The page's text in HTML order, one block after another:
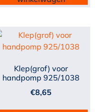
Klep(grof) voor
handpomp 925/1038
€8,65